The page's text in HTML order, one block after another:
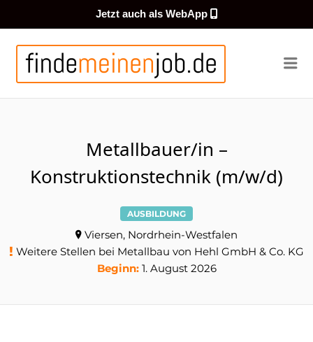
Jetzt auch als WebApp
Metallbauer/in –
Konstruktionstechnik (m/w/d)
AUSBILDUNG
Viersen, Nordrhein-Westfalen
Weitere Stellen bei Metallbau von Hehl GmbH & Co. KG
Beginn:1. August 2026